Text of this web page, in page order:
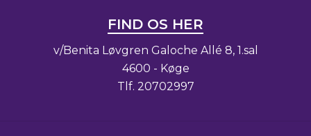
FIND OS HER
v/Benita Løvgren Galoche Allé 8, 1.sal
4600 - Køge
Tlf. 20702997